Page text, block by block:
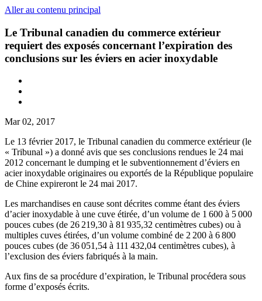
Aller au contenu principal
Le Tribunal canadien du commerce extérieur
requiert des exposés concernant l’expiration des
conclusions sur les éviers en acier inoxydable
Mar 02, 2017
Le 13 février 2017, le Tribunal canadien du commerce extérieur (le
« Tribunal ») a donné avis que ses conclusions rendues le 24 mai
2012 concernant le dumping et le subventionnement d’éviers en
acier inoxydable originaires ou exportés de la République populaire
de Chine expireront le 24 mai 2017.
Les marchandises en cause sont décrites comme étant des éviers
d’acier inoxydable à une cuve étirée, d’un volume de 1 600 à 5 000
pouces cubes (de 26 219,30 à 81 935,32 centimètres cubes) ou à
multiples cuves étirées, d’un volume combiné de 2 200 à 6 800
pouces cubes (de 36 051,54 à 111 432,04 centimètres cubes), à
l’exclusion des éviers fabriqués à la main.
Aux fins de sa procédure d’expiration, le Tribunal procédera sous
forme d’exposés écrits.